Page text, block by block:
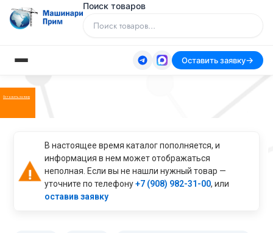
Поиск товаров
Оставить заявку
Оставить заявку
В настоящее время каталог пополняется, и
информация в нем может отображаться
неполная. Если вы не нашли нужный товар —
уточните по телефону+7 (908) 982-31-00, или
оставив заявку